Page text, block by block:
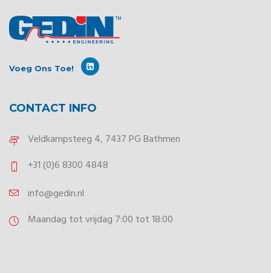
Voeg Ons Toe!
CONTACT INFO
Veldkampsteeg 4, 7437 PG Bathmen
+31 (0)6 8300 4848
info@gedin.nl
Maandag tot vrijdag 7:00 tot 18:00